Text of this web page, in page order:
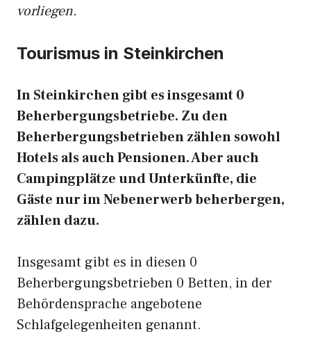
vorliegen.
Tourismus in Steinkirchen
In Steinkirchen gibt es insgesamt 0
Beherbergungsbetriebe. Zu den
Beherbergungsbetrieben zählen sowohl
Hotels als auch Pensionen. Aber auch
Campingplätze und Unterkünfte, die
Gäste nur im Nebenerwerb beherbergen,
zählen dazu.
Insgesamt gibt es in diesen 0
Beherbergungsbetrieben 0 Betten, in der
Behördensprache angebotene
Schlafgelegenheiten genannt.